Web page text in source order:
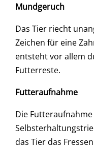
Mundgeruch
Das Tier riecht
Zeichen für eine
entsteht vor allem
Futterreste.
Futteraufnahme
Die
das Tier das